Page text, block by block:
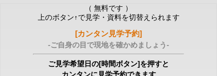
（ 無料です ）
上のボタン↑で見学・資料を切替えられます
[カンタン見学予約]
-ご自身の目で現地を確かめましょう-
ご見学希望日の[時間ボタン]を押すと
カンタンに見学予約できます